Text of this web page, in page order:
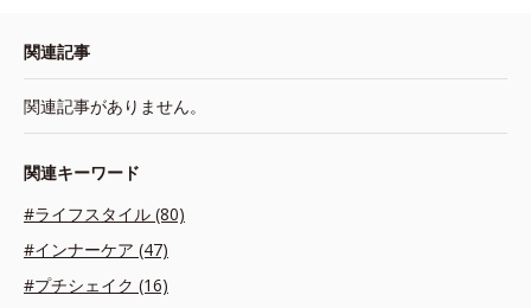
関連記事
関連記事がありません。
関連キーワード
#ライフスタイル (80)
#インナーケア (47)
#プチシェイク (16)